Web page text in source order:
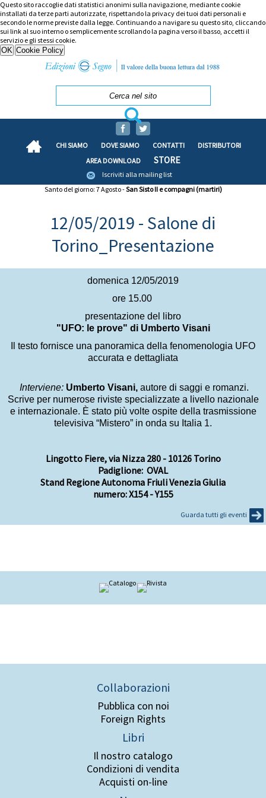
Questo sito raccoglie dati statistici anonimi sulla navigazione, mediante cookie
installati da terze parti autorizzate, rispettando la privacy dei tuoi dati personali e
secondo le norme previste dalla legge. Continuando a navigare su questo sito, cliccando
sui link al suo interno o semplicemente scrollando la pagina verso il basso, accetti il
servizio e gli stessi cookie.
CHI SIAMO DOVE SIAMO CONTATTI
DISTRIBUTORI
AREA DOWNLOAD
STORE
Iscriviti alla mailing list
Santo del giorno: 7 Agosto -San Sisto II e compagni (martiri)
12/05/2019 - Salone di
Torino_Presentazione
domenica 12/05/2019
ore 15.00
presentazione del libro
"UFO: le prove" di Umberto Visani
Il testo fornisce una panoramica della fenomenologia UFO
accurata e dettagliata
Interviene: Umberto Visani, autore di saggi e romanzi.
Scrive per numerose riviste specializzate a livello nazionale
e internazionale. È stato più volte ospite della trasmissione
televisiva “Mistero” in onda su Italia 1.
Lingotto Fiere, via Nizza 280 - 10126 Torino
Padiglione: OVAL
Stand Regione Autonoma Friuli Venezia Giulia
numero:X154 - Y155
Guarda tutti gli eventi
Collaborazioni
Pubblica con noi
Foreign Rights
Libri
Il nostro catalogo
Condizioni di vendita
Acquisti on-line